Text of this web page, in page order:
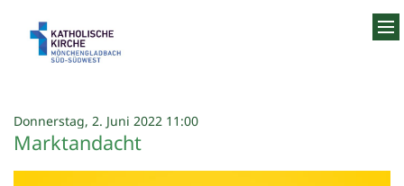
Donnerstag, 2. Juni 2022 11:00:
Marktandacht